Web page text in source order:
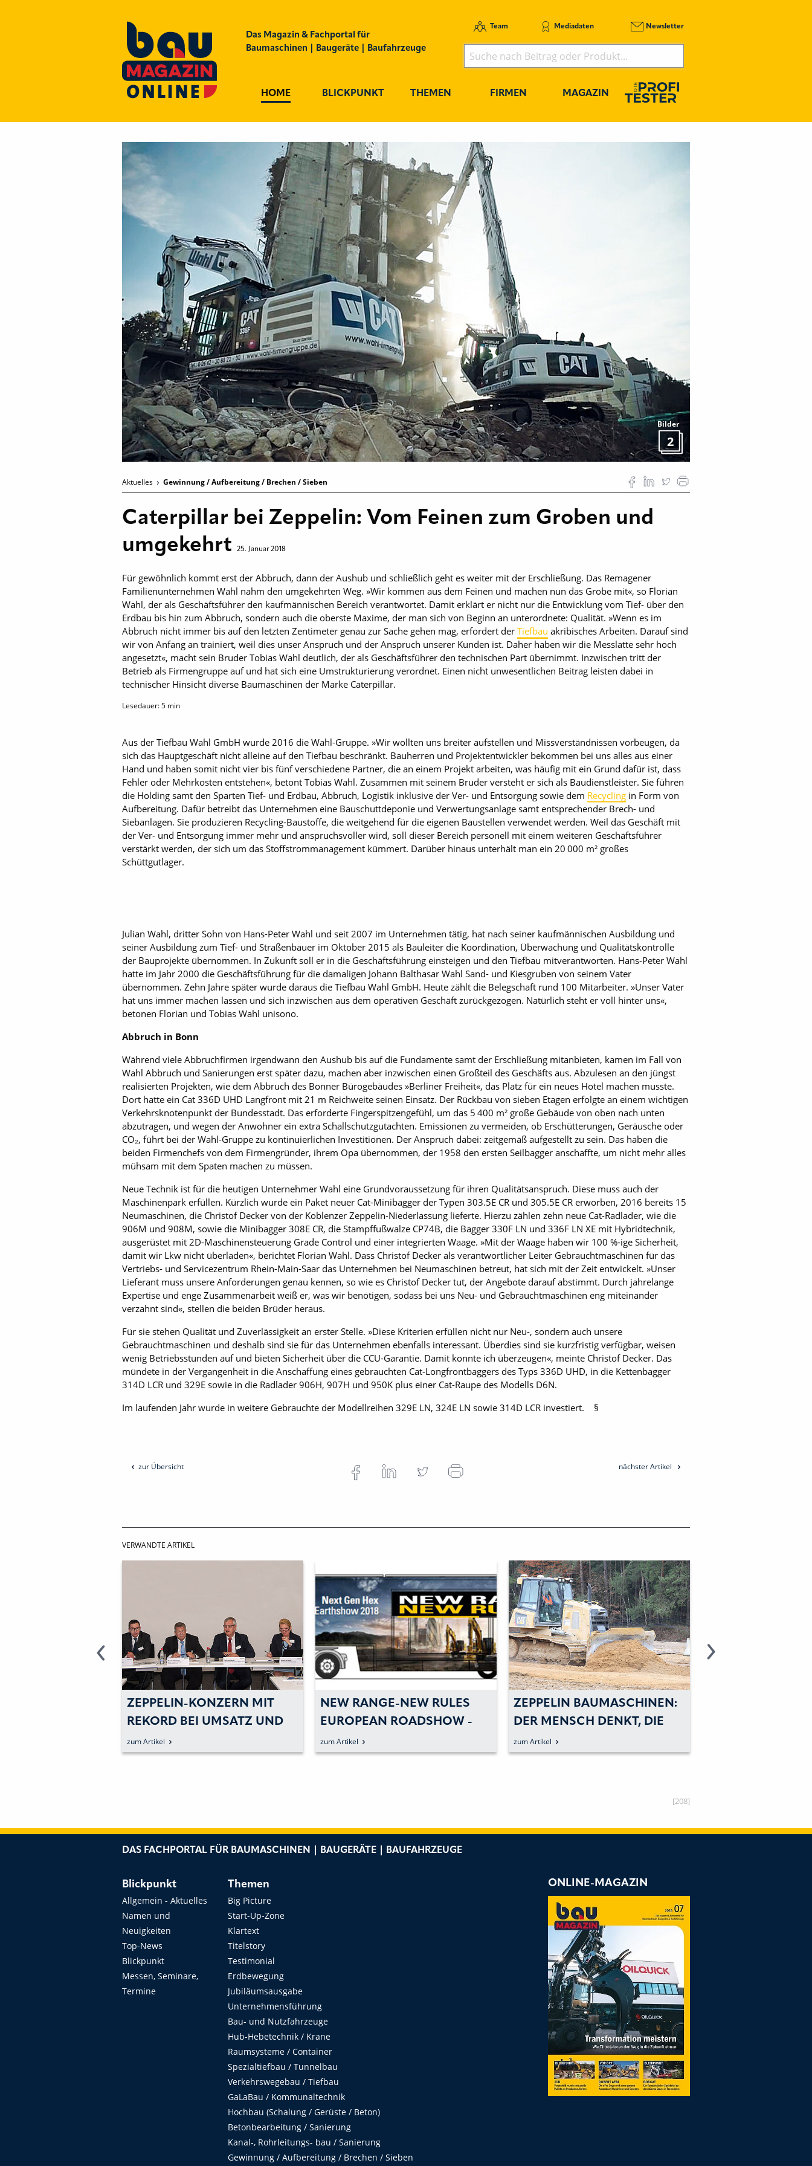
Das Magazin & Fachportal für
Baumaschinen | Baugeräte | Baufahrzeuge
Team Mediadaten Newsletter
HOME BLICKPUNKT THEMEN FIRMEN MAGAZIN
Bilder
2
Aktuelles Gewinnung / Aufbereitung / Brechen / Sieben
Caterpillar bei Zeppelin: Vom Feinen zum Groben und
umgekehrt
25. Januar 2018
Für gewöhnlich kommt erst der Abbruch, dann der Aushub und schließlich geht es weiter mit der Erschließung. Das Remagener
Familienunternehmen Wahl nahm den umgekehrten Weg. »Wir kommen aus dem Feinen und machen nun das Grobe mit«, so Florian
Wahl, der als Geschäftsführer den kaufmännischen Bereich verantwortet. Damit erklärt er nicht nur die Entwicklung vom Tief- über den
Erdbau bis hin zum Abbruch, sondern auch die oberste Maxime, der man sich von Beginn an unterordnete: Qualität. »Wenn es im
Abbruch nicht immer bis auf den letzten Zentimeter genau zur Sache gehen mag, erfordert der Tiefbau akribisches Arbeiten. Darauf sind
wir von Anfang an trainiert, weil dies unser Anspruch und der Anspruch unserer Kunden ist. Daher haben wir die Messlatte sehr hoch
angesetzt«, macht sein Bruder Tobias Wahl deutlich, der als Geschäftsführer den technischen Part übernimmt. Inzwischen tritt der
Betrieb als Firmengruppe auf und hat sich eine ­Um­strukturierung verordnet. Einen nicht unwesentlichen Beitrag leisten dabei in
technischer Hinsicht diverse ­Bau­maschinen der Marke Caterpillar.
Lesedauer:5 min
Aus der Tiefbau Wahl GmbH wurde 2016 die Wahl-Gruppe. »Wir wollten uns breiter aufstellen und Missverständnissen vorbeugen, da
sich das Hauptgeschäft nicht alleine auf den Tiefbau beschränkt. Bauherren und Projektentwickler bekommen bei uns alles aus einer
Hand und haben somit nicht vier bis fünf verschiedene Partner, die an einem Projekt arbeiten, was häufig mit ein Grund dafür ist, dass
Fehler oder Mehrkosten entstehen«, betont Tobias Wahl. Zusammen mit seinem Bruder versteht er sich als Baudienstleister. Sie führen
die Holding samt den Sparten Tief- und Erdbau, Abbruch, Logistik inklusive der Ver- und Entsorgung sowie dem Recycling in Form von
Aufbereitung. Dafür betreibt das Unternehmen eine Bauschuttdeponie und Verwertungsanlage samt entsprechender Brech- und
Siebanlagen. Sie produzieren Recycling-Baustoffe, die weitgehend für die eigenen Baustellen verwendet werden. Weil das Geschäft mit
der Ver- und Entsorgung immer mehr und anspruchsvoller wird, soll dieser Bereich personell mit einem weiteren Geschäftsführer
verstärkt werden, der sich um das Stoffstrommanagement kümmert. Darüber hinaus unterhält man ein 20 000 m² großes
Schüttgutlager.
Julian Wahl, dritter Sohn von Hans-Peter Wahl und seit 2007 im Unternehmen tätig, hat nach seiner kaufmännischen Ausbildung und
seiner Ausbildung zum Tief- und Straßenbauer im Oktober 2015 als Bauleiter die Koordination, Überwachung und Qualitätskontrolle
der Bauprojekte übernommen. In Zukunft soll er in die Geschäftsführung einsteigen und den Tiefbau mitverantworten. Hans-Peter Wahl
hatte im Jahr 2000 die Geschäftsführung für die damaligen Johann Balthasar Wahl Sand- und Kiesgruben von seinem Vater
übernommen. Zehn Jahre später wurde daraus die Tiefbau Wahl GmbH. Heute zählt die Belegschaft rund 100 Mitarbeiter. »Unser Vater
hat uns immer machen lassen und sich inzwischen aus dem operativen Geschäft zurückgezogen. Natürlich steht er voll hinter uns«,
betonen Florian und Tobias Wahl unisono.
Abbruch in Bonn
Während viele Abbruchfirmen irgendwann den Aushub bis auf die Fundamente samt der Erschließung mitanbieten, kamen im Fall von
Wahl Abbruch und Sanierungen erst später dazu, machen aber inzwischen einen Großteil des Geschäfts aus. Abzulesen an den jüngst
realisierten Projekten, wie dem Abbruch des Bonner Bürogebäudes »Berliner Freiheit«, das Platz für ein neues Hotel machen musste.
Dort hatte ein Cat 336D UHD Langfront mit 21 m Reichweite seinen Einsatz. Der Rückbau von sieben Etagen erfolgte an einem wichtigen
Verkehrsknotenpunkt der Bundesstadt. Das erforderte Fingerspitzengefühl, um das 5 400 m² große Gebäude von oben nach unten
abzutragen, und wegen der Anwohner ein extra Schallschutzgutachten. Emissionen zu vermeiden, ob Erschütterungen, Geräusche oder
CO₂, führt bei der Wahl-Gruppe zu kontinuierlichen Investitionen. Der Anspruch dabei: zeitgemäß aufgestellt zu sein. Das haben die
beiden Firmenchefs von dem Firmengründer, ihrem Opa übernommen, der 1958 den ersten Seilbagger anschaffte, um nicht mehr alles
mühsam mit dem Spaten machen zu müssen.
Neue Technik ist für die heutigen Unternehmer Wahl eine Grundvoraussetzung für ihren Qualitätsanspruch. Diese muss auch der
Maschinenpark erfüllen. Kürzlich wurde ein Paket neuer Cat-Minibagger der Typen 303.5E CR und 305.5E CR erworben, 2016 bereits 15
Neumaschinen, die Christof Decker von der Koblenzer Zeppelin-Niederlassung lieferte. Hierzu zählen zehn neue Cat-Radlader, wie die
906M und 908M, sowie die Minibagger 308E CR, die Stampffuß­walze CP74B, die Bagger 330F LN und 336F LN XE mit Hybridtechnik,
ausgerüstet mit 2D-Maschinensteuerung Grade Control und einer integrierten Waage. »Mit der Waage haben wir 100 %-ige Sicherheit,
damit wir Lkw nicht überladen«, berichtet Florian Wahl. Dass Christof Decker als verantwortlicher Leiter Gebrauchtmaschinen für das
Vertriebs- und Servicezentrum Rhein-Main-Saar das Unternehmen bei Neumaschinen betreut, hat sich mit der Zeit entwickelt. »Unser
Lieferant muss unsere Anforderungen genau kennen, so wie es Christof Decker tut, der Angebote darauf abstimmt. Durch jahrelange
Expertise und enge Zusammenarbeit weiß er, was wir benötigen, sodass bei uns Neu- und Gebrauchtmaschinen eng miteinander
verzahnt sind«, stellen die beiden Brüder heraus.
Für sie stehen Qualität und Zuverlässigkeit an erster Stelle. »Diese Kriterien erfüllen nicht nur Neu-, sondern auch unsere
Gebrauchtmaschinen und deshalb sind sie für das Unternehmen ebenfalls interessant. Überdies sind sie kurzfristig verfügbar, weisen
wenig Betriebsstunden auf und bieten Sicherheit über die CCU-Garantie. Damit konnte ich überzeugen«, meinte Christof Decker. Das
mündete in der Vergangenheit in die Anschaffung eines gebrauchten Cat-Longfrontbaggers des Typs 336D UHD, in die Kettenbagger
314D LCR und 329E sowie in die Radlader 906H, 907H und 950K plus einer Cat-Raupe des Modells D6N.
Im laufenden Jahr wurde in weitere Gebrauchte der Modellreihen 329E LN, 324E LN sowie 314D LCR investiert. §
zur Übersicht nächster Artikel
VERWANDTE ARTIKEL
ZEPPELIN-KONZERN MIT
REKORD BEI UMSATZ UND
ERGEBNIS
zum Artikel
NEW RANGE-NEW RULES
EUROPEAN ROADSHOW -
CATERPILLAR UND ZEPPELIN
PRÄSENTIEREN DIE
TRUCK.
zum Artikel
ZEPPELIN BAUMASCHINEN:
DER MENSCH DENKT, DIE
BAUMASCHINE LENKT
zum Artikel
[208]
DAS FACHPORTAL FÜR BAUMASCHINEN | BAUGERÄTE | BAUFAHRZEUGE
Blickpunkt
Allgemein - Aktuelles
Namen und
Neuigkeiten
Top-News
Blickpunkt
Messen, Seminare,
Termine
Themen
Big Picture
Start-Up-Zone
Klartext
Titelstory
Testimonial
Erdbewegung
Jubiläumsausgabe
Unternehmensführung
Bau- und Nutzfahrzeuge
Hub-Hebetechnik / Krane
Raumsysteme / Container
Spezialtiefbau / Tunnelbau
Verkehrswegebau / Tiefbau
GaLaBau / Kommunaltechnik
Hochbau (Schalung / Gerüste / Beton)
Betonbearbeitung / Sanierung
Kanal-, Rohrleitungs- bau / Sanierung
Gewinnung / Aufbereitung / Brechen / Sieben
ONLINE-MAGAZIN